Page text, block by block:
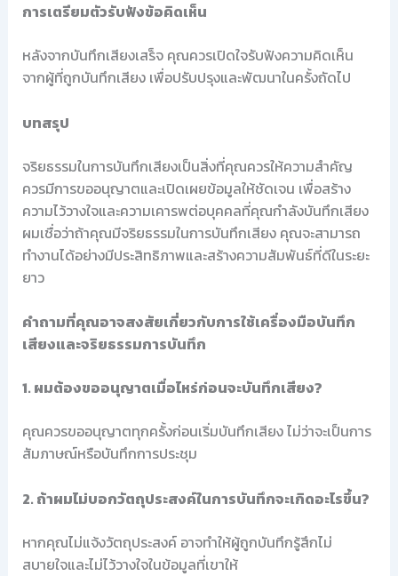
การเตรียมตัวรับฟังข้อคิดเห็น
หลังจากบันทึกเสียงเสร็จ คุณควรเปิดใจรับฟังความคิดเห็น
จากผู้ที่ถูกบันทึกเสียง เพื่อปรับปรุงและพัฒนาในครั้งถัดไป
บทสรุป
จริยธรรมในการบันทึกเสียงเป็นสิ่งที่คุณควรให้ความสำคัญ
ควรมีการขออนุญาตและเปิดเผยข้อมูลให้ชัดเจน เพื่อสร้าง
ความไว้วางใจและความเคารพต่อบุคคลที่คุณกำลังบันทึกเสียง
ผมเชื่อว่าถ้าคุณมีจริยธรรมในการบันทึกเสียง คุณจะสามารถ
ทำงานได้อย่างมีประสิทธิภาพและสร้างความสัมพันธ์ที่ดีในระยะ
ยาว
คำถามที่คุณอาจสงสัยเกี่ยวกับการใช้เครื่องมือบันทึก
เสียงและจริยธรรมการบันทึก
1. ผมต้องขออนุญาตเมื่อไหร่ก่อนจะบันทึกเสียง?
คุณควรขออนุญาตทุกครั้งก่อนเริ่มบันทึกเสียง ไม่ว่าจะเป็นการ
สัมภาษณ์หรือบันทึกการประชุม
2. ถ้าผมไม่บอกวัตถุประสงค์ในการบันทึกจะเกิดอะไรขึ้น?
หากคุณไม่แจ้งวัตถุประสงค์ อาจทำให้ผู้ถูกบันทึกรู้สึกไม่
สบายใจและไม่ไว้วางใจในข้อมูลที่เขาให้